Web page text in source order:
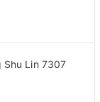
Shu Lin 7307